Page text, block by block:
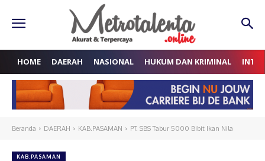
HOME DAERAH NASIONAL HUKUM DAN KRIMINAL
Beranda DAERAH KAB.PASAMAN PT. SBS Tabur 5000 Bibit Ikan Nila
KAB.PASAMAN